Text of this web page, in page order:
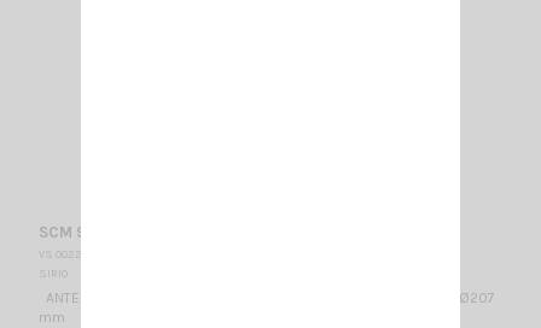
SCM 918-2 SIRIO
VS 002255
SIRIO
ANTENNE DE BASE / 876-960 MHz & 1.71-2.17 GHz / 1/4 λ / 71 x Ø207
mm